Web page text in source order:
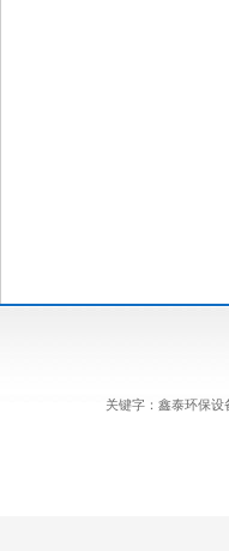
关键字：鑫泰环保